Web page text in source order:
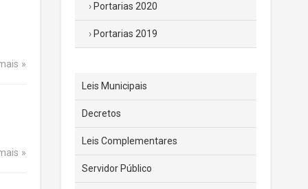
Portarias 2020
Portarias 2019
Leis Municipais
Decretos
Leis Complementares
Servidor Público